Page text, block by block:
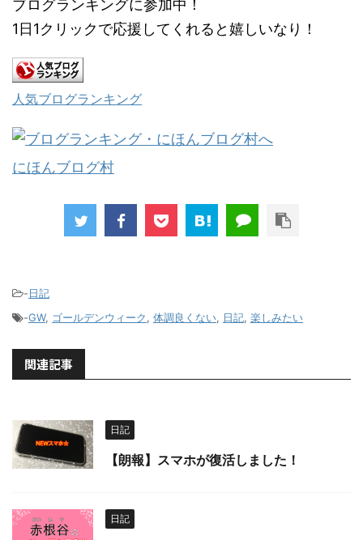
ブログランキングに参加中！
1日1クリックで応援してくれると嬉しいなり！
人気ブログランキング
にほんブログ村
-日記
-GW, ゴールデンウィーク, 体調良くない, 日記, 楽しみたい
関連記事
日記
【朗報】スマホが復活しました！
日記